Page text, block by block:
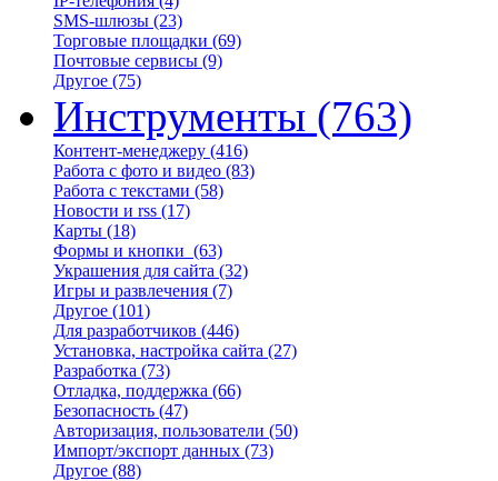
SMS-шлюзы (23)
Торговые площадки (69)
Почтовые сервисы (9)
Другое (75)
Инструменты (763)
Контент-менеджеру (416)
Работа с фото и видео (83)
Работа с текстами (58)
Новости и rss (17)
Карты (18)
Формы и кнопки (63)
Украшения для сайта (32)
Игры и развлечения (7)
Другое (101)
Для разработчиков (446)
Установка, настройка сайта (27)
Разработка (73)
Отладка, поддержка (66)
Безопасность (47)
Авторизация, пользователи (50)
Импорт/экспорт данных (73)
Другое (88)